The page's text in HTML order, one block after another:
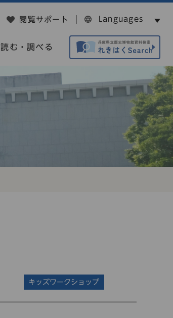
閲覧サポート Languages
読む・調べる
キッズワークショップ